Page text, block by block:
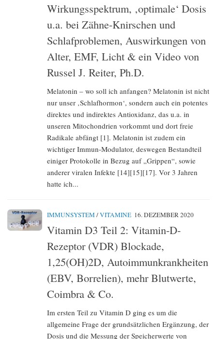
Wirkungsspektrum, ‚optimale‘ Dosis
u.a. bei Zähne-Knirschen und
Schlafproblemen, Auswirkungen von
Alter, EMF, Licht & ein Video von
Russel J. Reiter, Ph.D.
Melatonin – wo soll ich anfangen? Melatonin ist nicht
nur unser ‚Schlafhormon‘, sondern auch ein potentes
direktes und indirektes Antioxidanz, das u.a. in
unseren Mitochondrien vorkommt und dort freie
Radikale abfängt [1]. Melatonin ist zudem ein
wichtiger Immun-Modulator, deswegen Bestandteil
einiger Protokolle in Bezug auf „Grippen“, sowie
anderer viralen Infekte [14][15][17]. Vor 3 Jahren
hatte ich...
IMMUNSYSTEM /VITAMINE 16. DEZEMBER 2020
Vitamin D3 Teil 2: Vitamin-D-
Rezeptor (VDR) Blockade,
1,25(OH)2D, Autoimmunkrankheiten
(EBV, Borrelien), mehr Blutwerte,
Coimbra & Co.
Im ersten Teil zu Vitamin D ging es um die
allgemeine Frage der grundsätzlichen Ergänzung, der
Dosis und die Messung der Speicherwerte von